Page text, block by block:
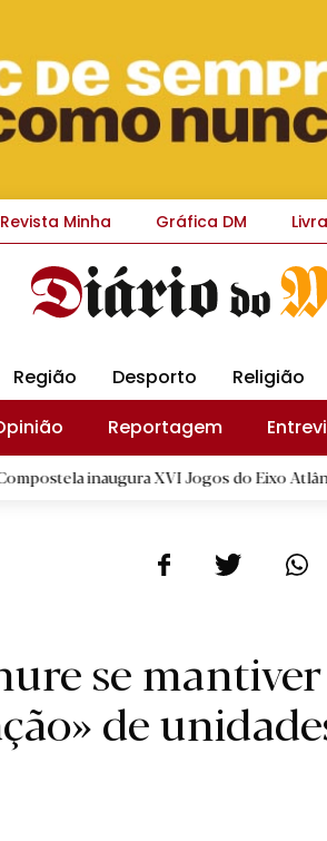
Revista Minha Gráfica DM
Região Desporto Religião
Reportagem
XVI Jogos do Eixo Atlântico com
se
de